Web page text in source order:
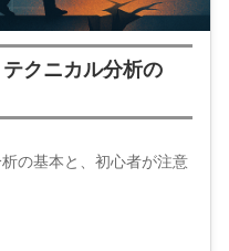
クニカル分析の
の基本と、初心者が注意